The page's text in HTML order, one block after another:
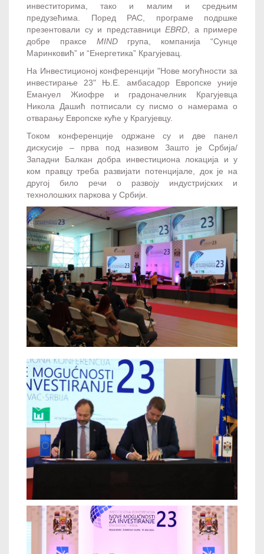
инвеститорима, тако и малим и средњим
предузећима. Поред РАС, програме подршке
презентовали су и представници EBRD , а примере
добре праксе MINDгрупа, компанија “Сунце
Маринковић” и “Енергетика” Крагујевац.
На Инвестиционој конференцији "Нове могућности за
инвестирање 23" Њ.Е. амбасадор Европске уније
Емануел Жиофре и градоначелник Крагујевца
Никола Дашић потписали су писмо о намерама о
отварању Европске куће у Крагујевцу.
Током конференције одржане су и две панел
дискусије – прва под називом Зашто је Србија/
Западни Балкан добра инвестициона локација и у
ком правцу треба развијати потенцијале, док је на
другој било речи о развоју индустријских и
технолошких паркова у Србији.